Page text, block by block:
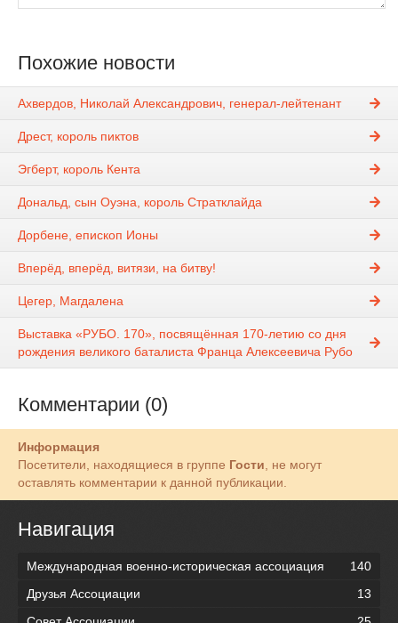
Похожие новости
Ахвердов, Николай Александрович, генерал-лейтенант
Дрест, король пиктов
Эгберт, король Кента
Дональд, сын Оуэна, король Стратклайда
Дорбене, епископ Ионы
Вперёд, вперёд, витязи, на битву!
Цегер, Магдалена
Выставка «РУБО. 170», посвящённая 170-летию со дня
рождения великого баталиста Франца Алексеевича Рубо
Комментарии (0)
Информация
Посетители, находящиеся в группе Гости , не могут
оставлять комментарии к данной публикации.
Навигация
Международная военно-историческая ассоциация
140
Друзья Ассоциации
13